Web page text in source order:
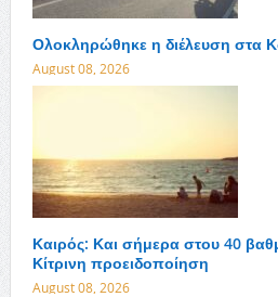
Ολοκληρώθηκε η διέλευση στα
August 08, 2026
Καιρός: Και σήμερα στου 40
Κίτρινη προειδοποίηση
August 08, 2026